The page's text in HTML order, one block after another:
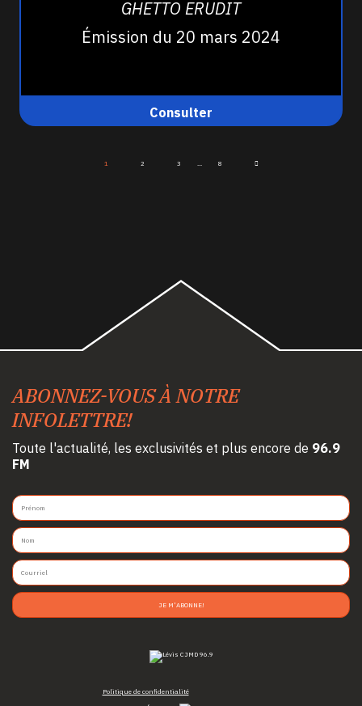
GHETTO ERUDIT
Émission du 20 mars 2024
Consulter
1 2 3 ... 8
ABONNEZ-VOUS À NOTRE
INFOLETTRE!
Toute l'actualité, les exclusivités et plus encore de 96.9
FM
JE M'ABONNE!
Politique de confidentialité